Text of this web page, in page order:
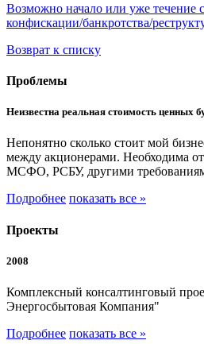
Возможно начало или уже течение
конфискации/банкротства/
Возврат к списку
Проблемы
Неизвестна реальная стоимость ценных
Непонятно сколько стоит мой
между акционерами. Необходима
МСФО, РСБУ, другими
Подробнее показать все »
Проекты
2008
Комплексный консалтинговый
Энергосбытовая Компания"
Подробнее показать все »